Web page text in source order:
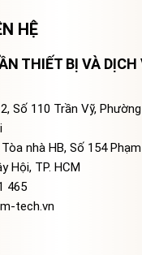
HỆ
THIẾT BỊ VÀ DỊCH
Số 110 Trần Vỹ,
Tòa nhà HB, Số 154
Hội, TP. HCM
465
tech.vn